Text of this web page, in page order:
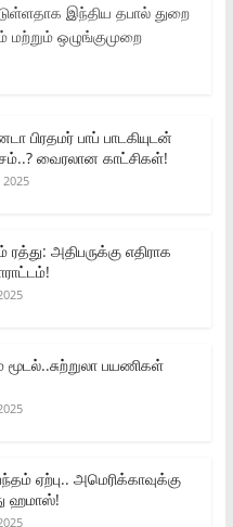
இந்திய தபால் துறை
மற்றும் ஒழுங்குமுறை
பிரதமர் பாப் பாடகியுடன்
வைரலான காட்சிகள்!
அதிபருக்கு எதிராக
மூடல்..சுற்றுலா பயணிகள்
ஏற்பு.. அமெரிக்காவுக்கு
ஹமாஸ்!